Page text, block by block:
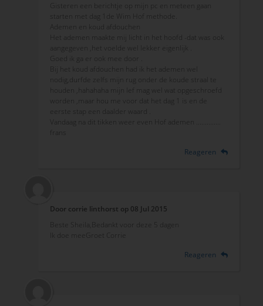
Gisteren een berichtje op mijn pc en meteen gaan
starten met dag 1de Wim Hof methode.
Ademen en koud afdouchen
Het ademen maakte mij licht in het hoofd -dat was ook
aangegeven ,het voelde wel lekker eigenlijk .
Goed ik ga er ook mee door .
Bij het koud afdouchen had ik het ademen wel
nodig,durfde zelfs mijn rug onder de koude straal te
houden ,hahahaha mijn lef mag wel wat opgeschroefd
worden ,maar hou me voor dat het dag 1 is en de
eerste stap een daalder waard .
Vandaag na dit tikken weer even Hof ademen ..............
frans
Reageren
Door corrie linthorst op 08 Jul 2015
Beste Sheila,Bedankt voor deze 5 dagen
Ik doe meeGroet Corrie
Reageren